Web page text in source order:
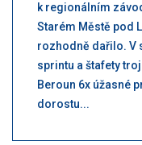
k regionálním
Starém Městě pod
rozhodně dařilo. V
sprintu a štafety
Beroun 6x úžasné
dorostu...